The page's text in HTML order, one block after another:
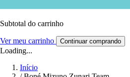
Subtotal do carrinho
Ver meu carrinho Continuar comprando
Loading...
Início